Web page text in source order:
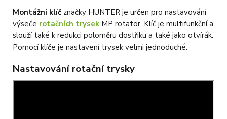
stornovat. O všem jsme Vás obratem informovali a náležitě se
omluvili. Zakládáme si na férovém a rychlém jednání. O to více nás
mrzí, že i přes naši okamžitou reakci, osobní telefonát a maximální
snahu náš obchod nedoporučujete. Věříme, že nám v budoucnu
dáte příležitost přesvědčit Vás o kvalitě našich služeb. Tým
OZY.market
Montážní klíč značky HUNTER je určen pro nastavování
výseče rotačních trysek MP rotator. Klíč je multifunkční a
slouží také k redukci poloměru dostřiku a také jako otvírák.
Pomocí klíče je nastavení trysek velmi jednoduché.
Nastavování rotační trysky